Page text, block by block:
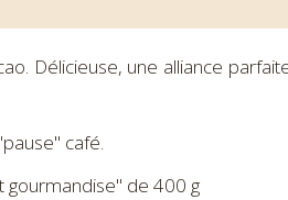
Délicieuse, une alliance
café.
gourmandise" de 400 g